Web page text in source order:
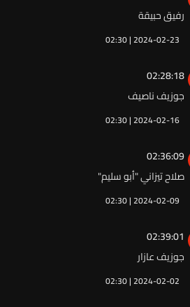
02:30 | 2024-02-23
رفيق حبيقة
02:30 | 2024-02-16
جوزيف ناصيف
02:28:18
02:30 | 2024-02-09
صلاح تيزاني "أبو سليم"
02:36:09
02:30 | 2024-02-02
جوزيف عازار
02:39:01